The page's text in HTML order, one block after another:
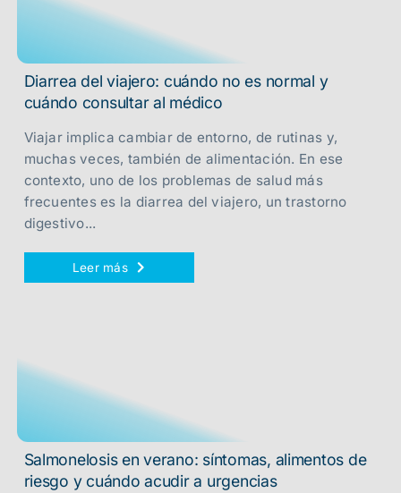
Diarrea del viajero: cuándo no es normal y
cuándo consultar al médico
Viajar implica cambiar de entorno, de rutinas y,
muchas veces, también de alimentación. En ese
contexto, uno de los problemas de salud más
frecuentes es la diarrea del viajero, un trastorno
digestivo...
Leer más
Salmonelosis en verano: síntomas, alimentos de
riesgo y cuándo acudir a urgencias